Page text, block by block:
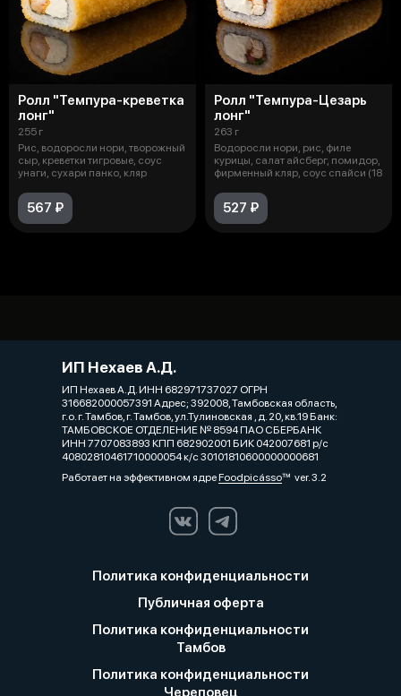
Ролл "Темпура-креветка
лонг"
255 г
Рис, водоросли нори, творожный
сыр, креветки тигровые, соус
унаги, сухари панко, кляр
567 ₽
Ролл "Темпура-Цезарь
лонг"
263 г
Водоросли нори, рис, филе
курицы, салат айсберг, помидор,
фирменный кляр, соус спайси (18
527 ₽
ИП Нехаев А.Д.
ИП Нехаев А.Д. ИНН 682971737027 ОГРН
316682000057391 Адрес; 392008, Тамбовская область,
г.о. г. Тамбов, г. Тамбов, ул.Тулиновская , д. 20, кв.19 Банк:
ТАМБОВСКОЕ ОТДЕЛЕНИЕ № 8594 ПАО СБЕРБАНК
ИНН 7707083893 КПП 682902001 БИК 042007681 р/с
40802810461710000054 к/с 30101810600000000681
Работает на эффективном ядреFoodpicássover. 3.2
Политика конфиденциальности
Публичная оферта
Политика конфиденциальности
Тамбов
Политика конфиденциальности
Череповец